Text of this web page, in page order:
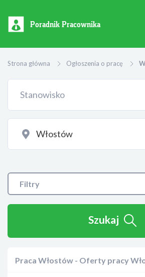
Poradnik Pracownika
Strona główna Ogłoszenia o pracę
Filtry
Szukaj
Praca Włostów - Oferty pracy